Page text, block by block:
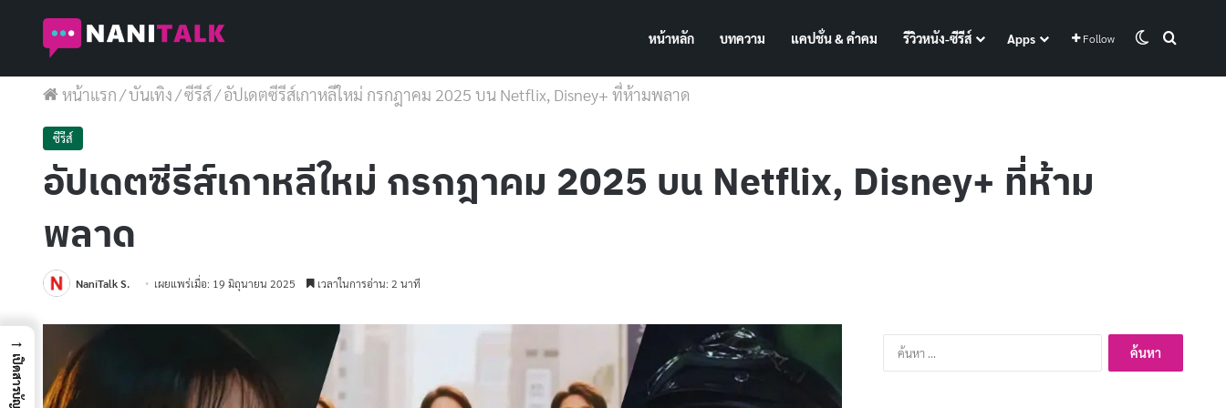
หน้าหลัก บทความ แคปชั่น & คำคม รีวิวหนัง-ซีรีส์ Apps Follow Switch skin
หน้าแรก/บันเทิง/ซีรีส์/อัปเดตซีรีส์เกาหลีใหม่ กรกฎาคม 2025 บน Netflix, Disney+ ที่ห้ามพลาด
ซีรีส์
อัปเดตซีรีส์เกาหลีใหม่ กรกฎาคม 2025 บน Netflix, Disney+ ที่ห้าม
พลาด
NaniTalk S. เผยแพร่เมื่อ: 19 มิถุนายน 2025 เวลาในการอ่าน: 2 นาที
ค้นหา
สำหรับ:
→
เปิดสารบัญ